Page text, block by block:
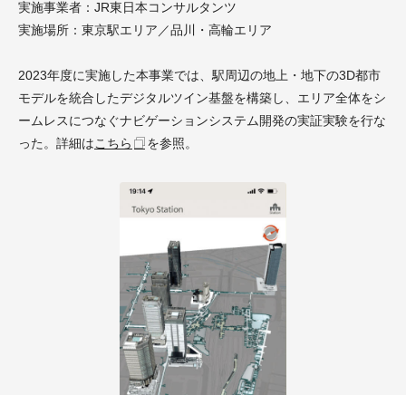
実施事業者：JR東日本コンサルタンツ
実施場所：東京駅エリア／品川・高輪エリア
2023年度に実施した本事業では、駅周辺の地上・地下の3D都市
モデルを統合したデジタルツイン基盤を構築し、エリア全体をシ
ームレスにつなぐナビゲーションシステム開発の実証実験を行な
った。詳細はこちら を参照。